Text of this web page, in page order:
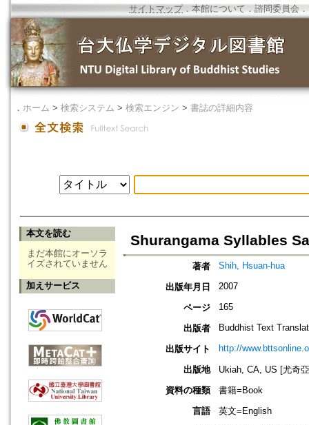
サイトマップ．本館について ． 諮問委員会 ．
． ホーム > 検索システム > 検索エンジン > 書誌の詳細内容
本文を読む
まだ本館にオーソラ
イズされていません
加えサービス
Shurangama Syllables
著者 Shih, Hsuan-hua
出版年月日 2007
ページ 165
出版者 Buddhist Text
出版サイト http://
出版地
Ukiah, CA, US [尤奇
資料の種類
書籍=Book
言語
英文=English